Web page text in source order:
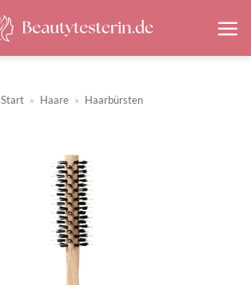
Start » Haare » Haarbürsten